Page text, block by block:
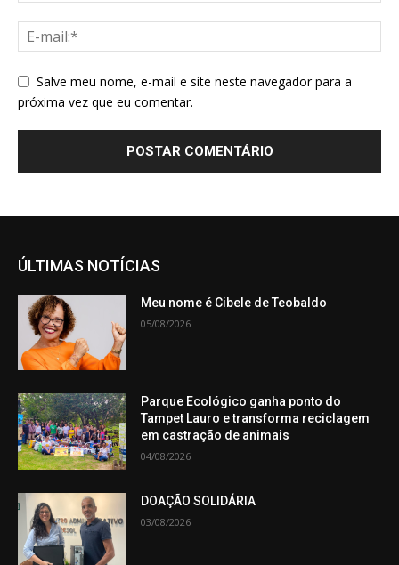
Salve meu nome, e-mail e site neste navegador para a
próxima vez que eu comentar.
ÚLTIMAS NOTÍCIAS
Meu nome é Cibele de Teobaldo
05/08/2026
Parque Ecológico ganha ponto do
Tampet Lauro e transforma reciclagem
em castração de animais
04/08/2026
DOAÇÃO SOLIDÁRIA
03/08/2026